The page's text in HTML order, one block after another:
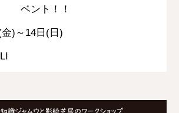
ベント！！
)～14日(日)